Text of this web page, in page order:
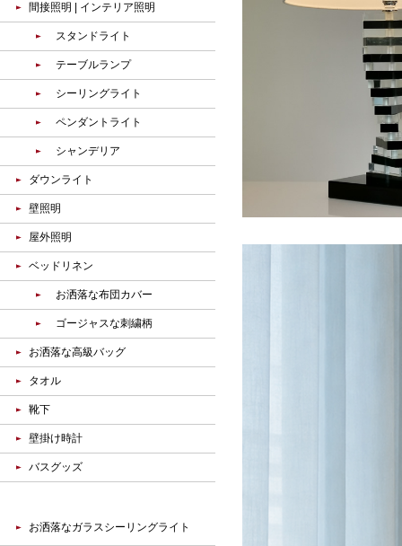
間接照明 | インテリア照明
スタンドライト
テーブルランプ
シーリングライト
ペンダントライト
シャンデリア
ダウンライト
壁照明
屋外照明
ベッドリネン
お洒落な布団カバー
ゴージャスな刺繍柄
お洒落な高級バッグ
タオル
靴下
壁掛け時計
バスグッズ
お洒落なガラスシーリングライト